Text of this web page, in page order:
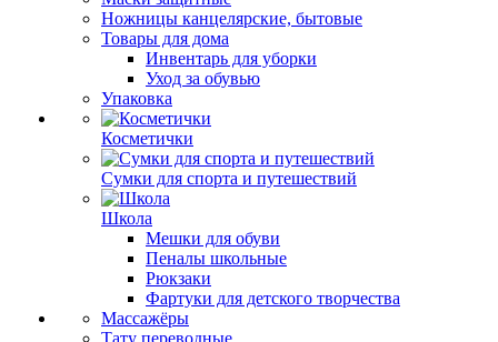
Ножницы канцелярские, бытовые
Товары для дома
Инвентарь для уборки
Уход за обувью
Упаковка
Косметички
Сумки для спорта и путешествий
Школа
Мешки для обуви
Пеналы школьные
Рюкзаки
Фартуки для детского творчества
Массажёры
Тату переводные